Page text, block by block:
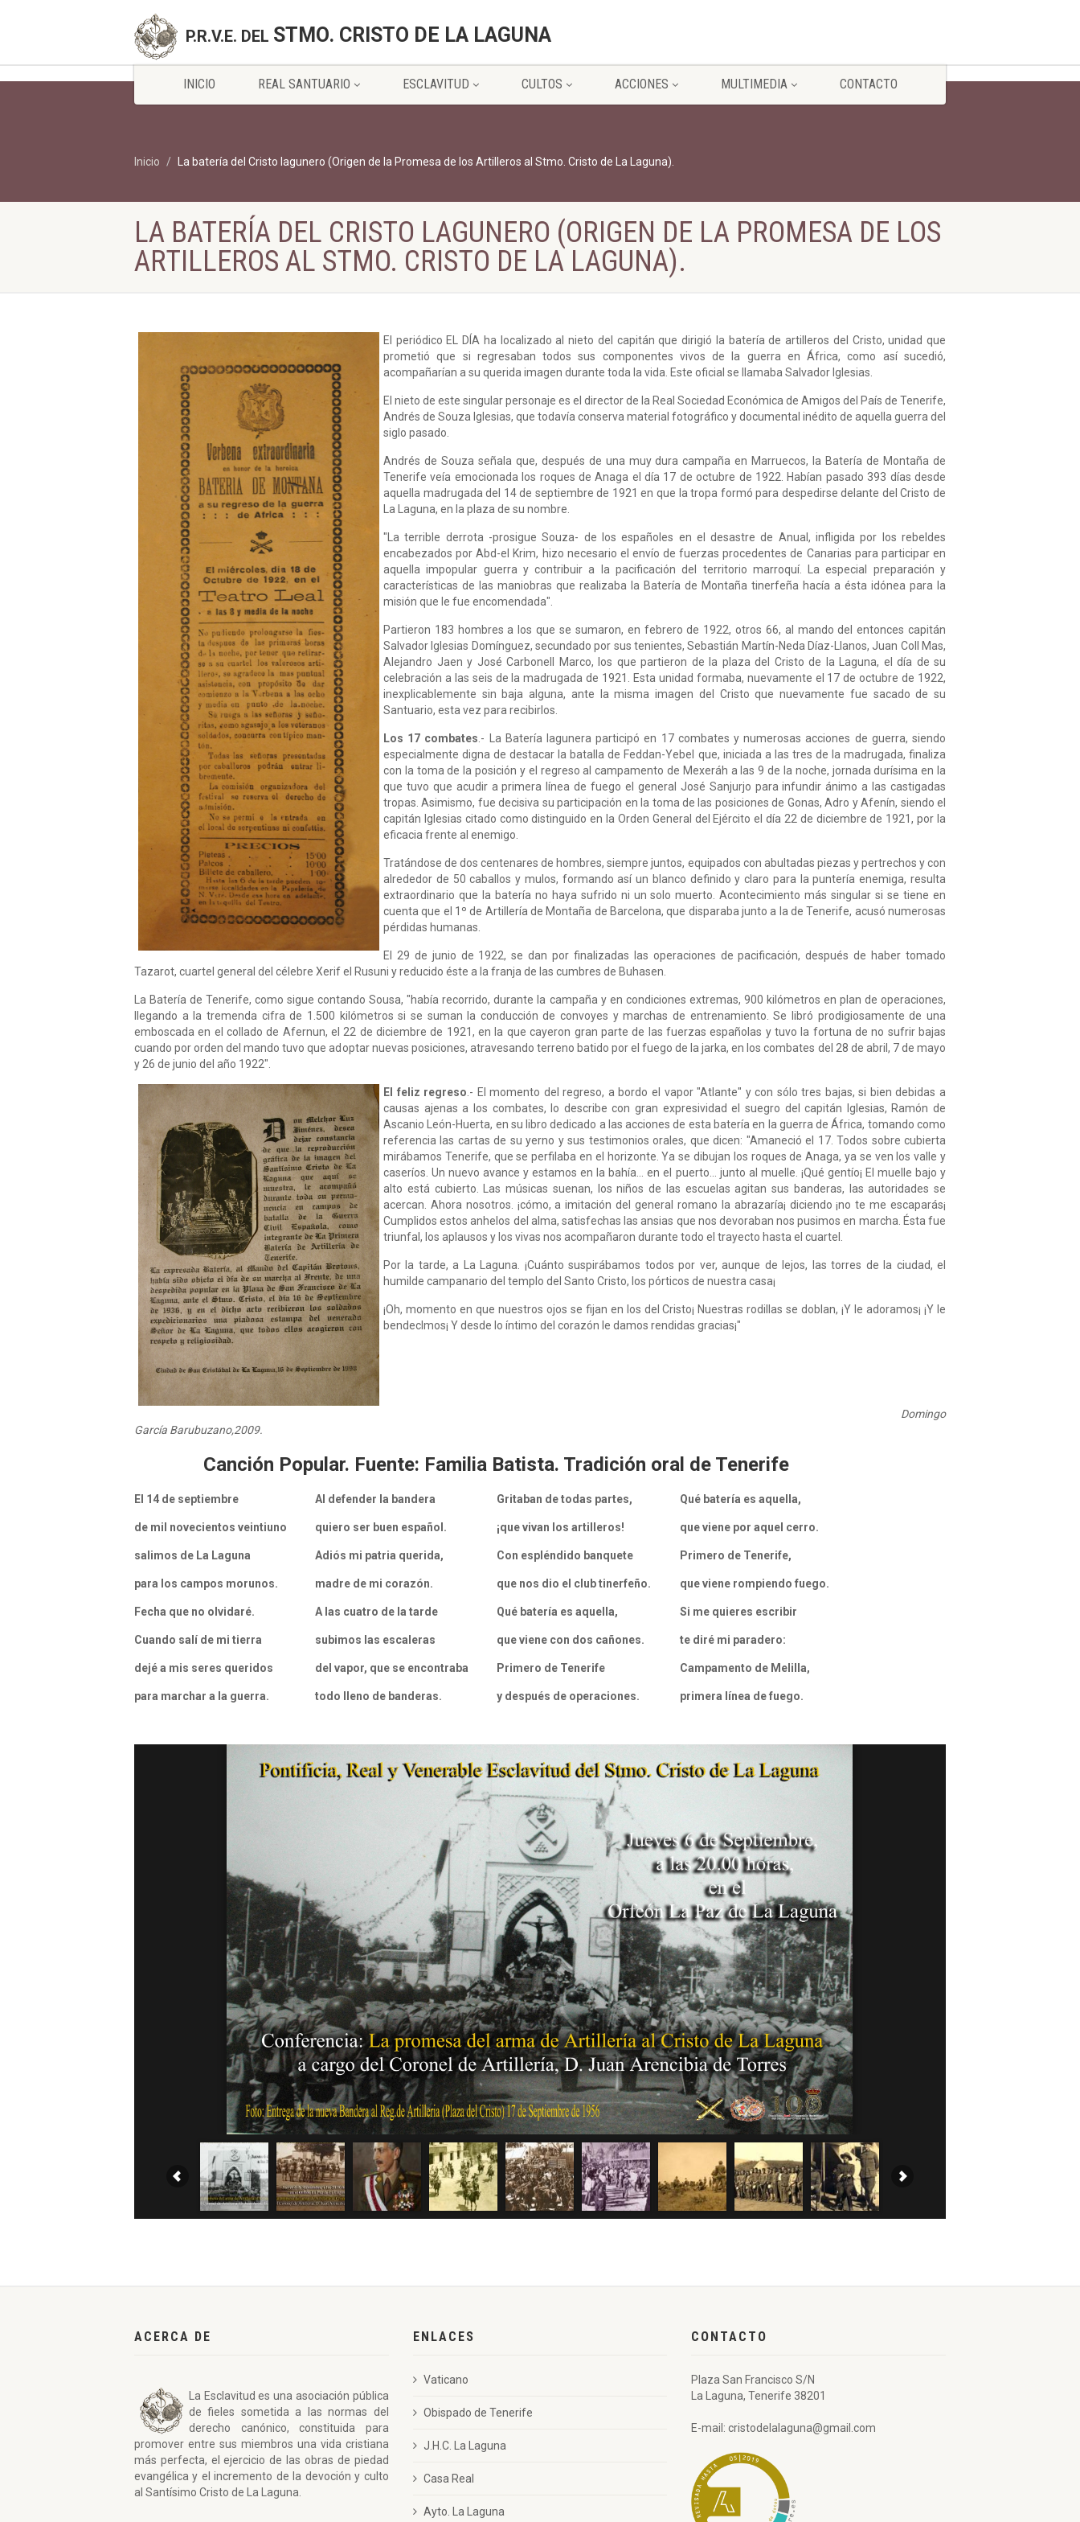
P.R.V.E. DEL STMO. CRISTO DE LA LAGUNA
INICIO REAL SANTUARIO ESCLAVITUD CULTOS ACCIONES MULTIMEDIA CONTACTO
Inicio La batería del Cristo lagunero (Origen de la Promesa de los Artilleros al Stmo. Cristo de La Laguna).
LA BATERÍA DEL CRISTO LAGUNERO (ORIGEN DE LA PROMESA DE LOS
ARTILLEROS AL STMO. CRISTO DE LA LAGUNA).
El periódico EL DÍA ha localizado al nieto del capitán que dirigió la batería de artilleros del Cristo, unidad que
prometió que si regresaban todos sus componentes vivos de la guerra en África, como así sucedió,
acompañarían a su querida imagen durante toda la vida. Este oficial se llamaba Salvador Iglesias.
El nieto de este singular personaje es el director de la Real Sociedad Económica de Amigos del País de Tenerife,
Andrés de Souza Iglesias, que todavía conserva material fotográfico y documental inédito de aquella guerra del
siglo pasado.
Andrés de Souza señala que, después de una muy dura campaña en Marruecos, la Batería de Montaña de
Tenerife veía emocionada los roques de Anaga el día 17 de octubre de 1922. Habían pasado 393 días desde
aquella madrugada del 14 de septiembre de 1921 en que la tropa formó para despedirse delante del Cristo de
La Laguna, en la plaza de su nombre.
"La terrible derrota -prosigue Souza- de los españoles en el desastre de Anual, infligida por los rebeldes
encabezados por Abd-el Krim, hizo necesario el envío de fuerzas procedentes de Canarias para participar en
aquella impopular guerra y contribuir a la pacificación del territorio marroquí. La especial preparación y
características de las maniobras que realizaba la Batería de Montaña tinerfeña hacía a ésta idónea para la
misión que le fue encomendada".
Partieron 183 hombres a los que se sumaron, en febrero de 1922, otros 66, al mando del entonces capitán
Salvador Iglesias Domínguez, secundado por sus tenientes, Sebastián Martín-Neda Díaz-Llanos, Juan Coll Mas,
Alejandro Jaen y José Carbonell Marco, los que partieron de la plaza del Cristo de la Laguna, el día de su
celebración a las seis de la madrugada de 1921. Esta unidad formaba, nuevamente el 17 de octubre de 1922,
inexplicablemente sin baja alguna, ante la misma imagen del Cristo que nuevamente fue sacado de su
Santuario, esta vez para recibirlos.
Los 17 combates .- La Batería lagunera participó en 17 combates y numerosas acciones de guerra, siendo
especialmente digna de destacar la batalla de Feddan-Yebel que, iniciada a las tres de la madrugada, finaliza
con la toma de la posición y el regreso al campamento de Mexeráh a las 9 de la noche, jornada durísima en la
que tuvo que acudir a primera línea de fuego el general José Sanjurjo para infundir ánimo a las castigadas
tropas. Asimismo, fue decisiva su participación en la toma de las posiciones de Gonas, Adro y Afenín, siendo el
capitán Iglesias citado como distinguido en la Orden General del Ejército el día 22 de diciembre de 1921, por la
eficacia frente al enemigo.
Tratándose de dos centenares de hombres, siempre juntos, equipados con abultadas piezas y pertrechos y con
alrededor de 50 caballos y mulos, formando así un blanco definido y claro para la puntería enemiga, resulta
extraordinario que la batería no haya sufrido ni un solo muerto. Acontecimiento más singular si se tiene en
cuenta que el 1º de Artillería de Montaña de Barcelona, que disparaba junto a la de Tenerife, acusó numerosas
pérdidas humanas.
El 29 de junio de 1922, se dan por finalizadas las operaciones de pacificación, después de haber tomado
Tazarot, cuartel general del célebre Xerif el Rusuni y reducido éste a la franja de las cumbres de Buhasen.
La Batería de Tenerife, como sigue contando Sousa, "había recorrido, durante la campaña y en condiciones extremas, 900 kilómetros en plan de operaciones,
llegando a la tremenda cifra de 1.500 kilómetros si se suman la conducción de convoyes y marchas de entrenamiento. Se libró prodigiosamente de una
emboscada en el collado de Afernun, el 22 de diciembre de 1921, en la que cayeron gran parte de las fuerzas españolas y tuvo la fortuna de no sufrir bajas
cuando por orden del mando tuvo que adoptar nuevas posiciones, atravesando terreno batido por el fuego de la jarka, en los combates del 28 de abril, 7 de mayo
y 26 de junio del año 1922".
El feliz regreso .- El momento del regreso, a bordo el vapor "Atlante" y con sólo tres bajas, si bien debidas a
causas ajenas a los combates, lo describe con gran expresividad el suegro del capitán Iglesias, Ramón de
Ascanio León-Huerta, en su libro dedicado a las acciones de esta batería en la guerra de África, tomando como
referencia las cartas de su yerno y sus testimonios orales, que dicen: "Amaneció el 17. Todos sobre cubierta
mirábamos Tenerife, que se perfilaba en el horizonte. Ya se dibujan los roques de Anaga, ya se ven los valle y
caseríos. Un nuevo avance y estamos en la bahía... en el puerto... junto al muelle. ¡Qué gentío¡ El muelle bajo y
alto está cubierto. Las músicas suenan, los niños de las escuelas agitan sus banderas, las autoridades se
acercan. Ahora nosotros. ¡cómo, a imitación del general romano la abrazaría¡ diciendo ¡no te me escaparás¡
Cumplidos estos anhelos del alma, satisfechas las ansias que nos devoraban nos pusimos en marcha. Ésta fue
triunfal, los aplausos y los vivas nos acompañaron durante todo el trayecto hasta el cuartel.
Por la tarde, a La Laguna. ¡Cuánto suspirábamos todos por ver, aunque de lejos, las torres de la ciudad, el
humilde campanario del templo del Santo Cristo, los pórticos de nuestra casa¡
¡Oh, momento en que nuestros ojos se fijan en los del Cristo¡ Nuestras rodillas se doblan, ¡Y le adoramos¡ ¡Y le
bendecImos¡ Y desde lo íntimo del corazón le damos rendidas gracias¡"
Domingo
García Barubuzano,2009.
Canción Popular. Fuente: Familia Batista. Tradición oral de Tenerife
El 14 de septiembre
de mil novecientos veintiuno
salimos de La Laguna
para los campos morunos.
Al defender la bandera
quiero ser buen español.
Adiós mi patria querida,
madre de mi corazón.
Gritaban de todas partes,
¡que vivan los artilleros!
Con espléndido banquete
que nos dio el club tinerfeño.
Qué batería es aquella,
que viene por aquel cerro.
Primero de Tenerife,
que viene rompiendo fuego.
Fecha que no olvidaré.
Cuando salí de mi tierra
dejé a mis seres queridos
para marchar a la guerra.
A las cuatro de la tarde
subimos las escaleras
del vapor, que se encontraba
todo lleno de banderas.
Qué batería es aquella,
que viene con dos cañones.
Primero de Tenerife
y después de operaciones.
Si me quieres escribir
te diré mi paradero:
Campamento de Melilla,
primera línea de fuego.
ACERCA DE
La Esclavitud es una asociación pública
de fieles sometida a las normas del
derecho canónico, constituida para
promover entre sus miembros una vida cristiana
más perfecta, el ejercicio de las obras de piedad
evangélica y el incremento de la devoción y culto
al Santísimo Cristo de La Laguna.
ENLACES
Vaticano
Obispado de Tenerife
J.H.C. La Laguna
Casa Real
Ayto. La Laguna
CONTACTO
Plaza San Francisco S/N
La Laguna, Tenerife 38201
E-mail: cristodelalaguna@gmail.com